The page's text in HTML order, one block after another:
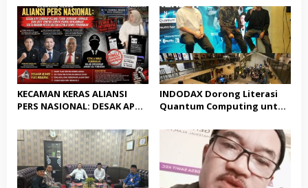
KECAMAN KERAS ALIANSI
PERS NASIONAL: DESAK APH
TERHADAP JURNALIS DAN
USUT TUNTAS GURITA
PUNGLI BERJAMAAH SERTA
DUGAAN KETERLIBATAN
KEPALA DINAS PENDIDIKAN
INDODAX Dorong Literasi
Quantum Computing untuk
Blockchain